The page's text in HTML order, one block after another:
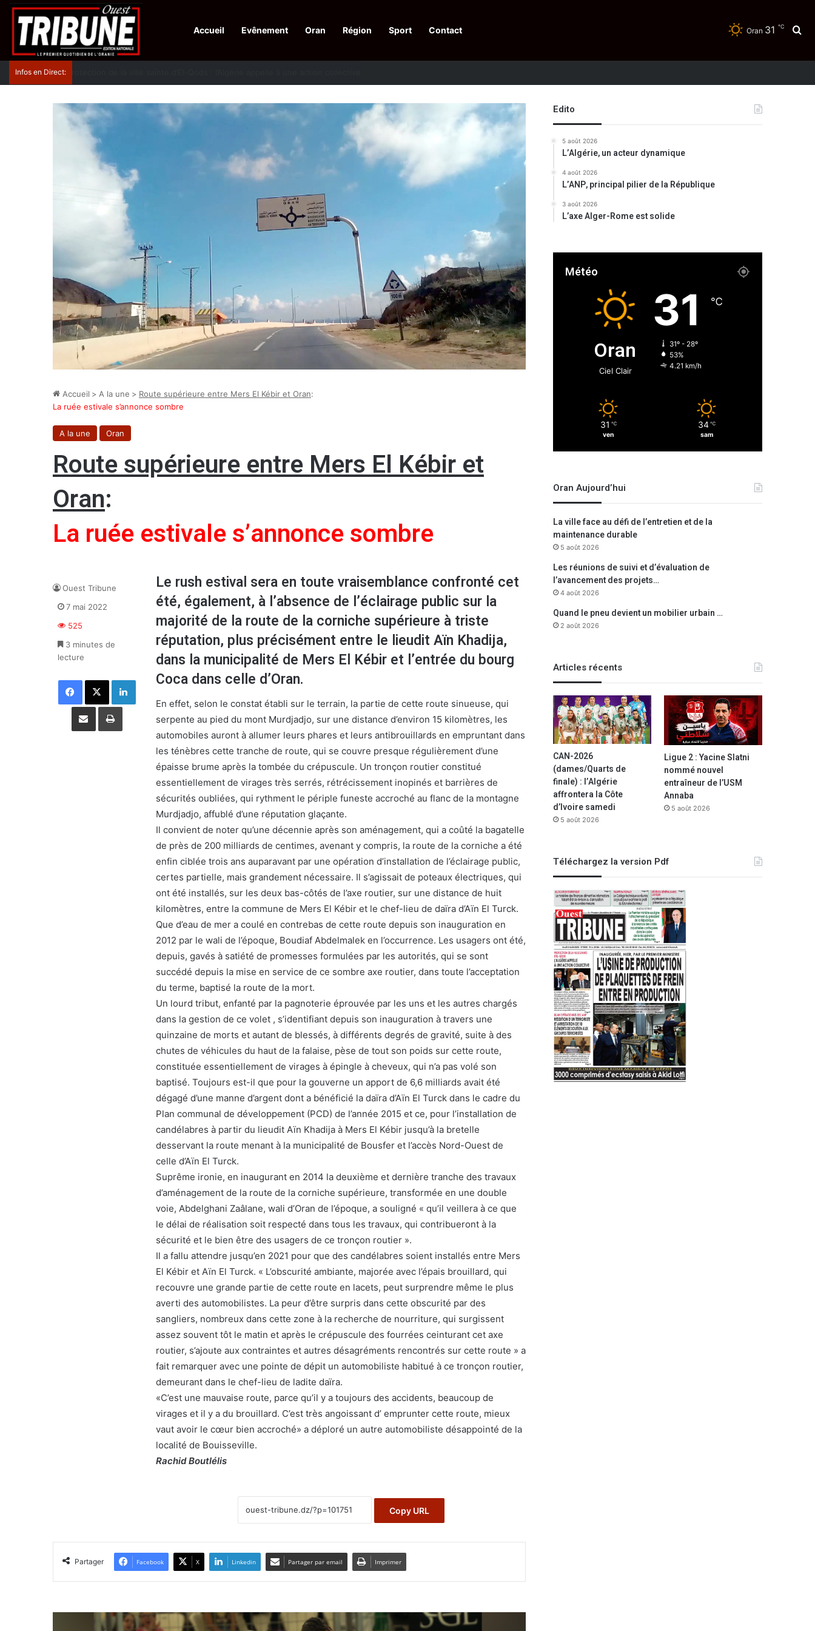
Accueil Evênement Oran Région Sport Contact Oran 31 ℃
Infos en Direct:
Accueil > A la une > Route supérieure entre Mers El Kébir et Oran:
La ruée estivale s’annonce sombre
A la une Oran
Route supérieure entre Mers El Kébir et
Oran:
La ruée estivale s’annonce sombre
Le rush estival sera en toute vraisemblance confronté cet
été, également, à l’absence de l’éclairage public sur la
majorité de la route de la corniche supérieure à triste
réputation, plus précisément entre le lieudit Aïn Khadija,
dans la municipalité de Mers El Kébir et l’entrée du bourg
Coca dans celle d’Oran.
En effet, selon le constat établi sur le terrain, la partie de cette route sinueuse, qui
serpente au pied du mont Murdjadjo, sur une distance d’environ 15 kilomètres, les
automobiles auront à allumer leurs phares et leurs antibrouillards en empruntant dans
les ténèbres cette tranche de route, qui se couvre presque régulièrement d’une
épaisse brume après la tombée du crépuscule. Un tronçon routier constitué
essentiellement de virages très serrés, rétrécissement inopinés et barrières de
sécurités oubliées, qui rythment le périple funeste accroché au flanc de la montagne
Murdjadjo, affublé d’une réputation glaçante.
Il convient de noter qu’une décennie après son aménagement, qui a coûté la bagatelle
de près de 200 milliards de centimes, avenant y compris, la route de la corniche a été
enfin ciblée trois ans auparavant par une opération d’installation de l’éclairage public,
certes partielle, mais grandement nécessaire. Il s’agissait de poteaux électriques, qui
ont été installés, sur les deux bas-côtés de l’axe routier, sur une distance de huit
kilomètres, entre la commune de Mers El Kébir et le chef-lieu de daïra d’Aïn El Turck.
Que d’eau de mer a coulé en contrebas de cette route depuis son inauguration en
2012 par le wali de l’époque, Boudiaf Abdelmalek en l’occurrence. Les usagers ont été,
depuis, gavés à satiété de promesses formulées par les autorités, qui se sont
succédé depuis la mise en service de ce sombre axe routier, dans toute l’acceptation
du terme, baptisé la route de la mort.
Un lourd tribut, enfanté par la pagnoterie éprouvée par les uns et les autres chargés
dans la gestion de ce volet , s’identifiant depuis son inauguration à travers une
quinzaine de morts et autant de blessés, à différents degrés de gravité, suite à des
chutes de véhicules du haut de la falaise, pèse de tout son poids sur cette route,
constituée essentiellement de virages à épingle à cheveux, qui n’a pas volé son
baptisé. Toujours est-il que pour la gouverne un apport de 6,6 milliards avait été
dégagé d’une manne d’argent dont a bénéficié la daïra d’Aïn El Turck dans le cadre du
Plan communal de développement (PCD) de l’année 2015 et ce, pour l’installation de
candélabres à partir du lieudit Aïn Khadija à Mers El Kébir jusqu’à la bretelle
desservant la route menant à la municipalité de Bousfer et l’accès Nord-Ouest de
celle d’Aïn El Turck.
Suprême ironie, en inaugurant en 2014 la deuxième et dernière tranche des travaux
d’aménagement de la route de la corniche supérieure, transformée en une double
voie, Abdelghani Zaâlane, wali d’Oran de l’époque, a souligné « qu’il veillera à ce que
le délai de réalisation soit respecté dans tous les travaux, qui contribueront à la
sécurité et le bien être des usagers de ce tronçon routier ».
Il a fallu attendre jusqu’en 2021 pour que des candélabres soient installés entre Mers
El Kébir et Aïn El Turck. « L’obscurité ambiante, majorée avec l’épais brouillard, qui
recouvre une grande partie de cette route en lacets, peut surprendre même le plus
averti des automobilistes. La peur d’être surpris dans cette obscurité par des
sangliers, nombreux dans cette zone à la recherche de nourriture, qui surgissent
assez souvent tôt le matin et après le crépuscule des fourrées ceinturant cet axe
routier, s’ajoute aux contraintes et autres désagréments rencontrés sur cette route » a
fait remarquer avec une pointe de dépit un automobiliste habitué à ce tronçon routier,
demeurant dans le chef-lieu de ladite daïra.
«C’est une mauvaise route, parce qu’il y a toujours des accidents, beaucoup de
virages et il y a du brouillard. C’est très angoissant d’ emprunter cette route, mieux
vaut avoir le cœur bien accroché» a déploré un autre automobiliste désappointé de la
localité de Bouisseville.
Rachid Boutlélis
Copy URL
Ouest Tribune
7 mai 2022
525
3 minutes de
lecture
Facebook X Linkedin
Partager par email Imprimer
Partager Facebook X Linkedin Partager par email Imprimer
Edito
5 août 2026
L’Algérie, un acteur dynamique
4 août 2026
L’ANP, principal pilier de la République
3 août 2026
L’axe Alger-Rome est solide
Météo
Oran
Ciel Clair
31 ℃
31º - 28º
53%
4.21 km/h
31 ℃
ven
34 ℃
sam
Oran Aujourd’hui
La ville face au défi de l’entretien et de la
maintenance durable
5 août 2026
Les réunions de suivi et d’évaluation de
l’avancement des projets…
4 août 2026
Quand le pneu devient un mobilier urbain …
2 août 2026
Articles récents
CAN-2026
(dames/Quarts de
finale) : l’Algérie
affrontera la Côte
d’Ivoire samedi
5 août 2026
Ligue 2 : Yacine Slatni
nommé nouvel
entraîneur de l’USM
Annaba
5 août 2026
Téléchargez la version Pdf